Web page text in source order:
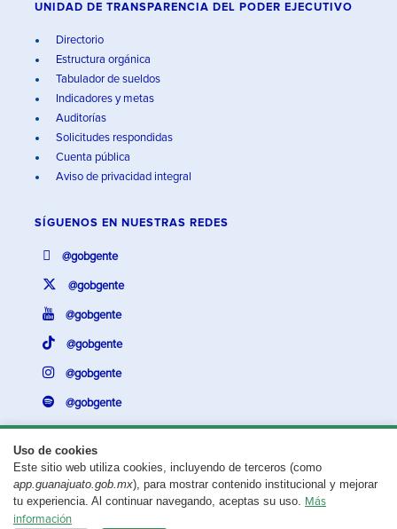
Uso de cookies
Este sitio web utiliza cookies, incluyendo de terceros (como
app.guanajuato.gob.mx), para mostrar contenido institucional y mejorar
tu experiencia. Al continuar navegando, aceptas su uso. Más
información
UNIDAD DE TRANSPARENCIA DEL PODER EJECUTIVO
Directorio
Estructura orgánica
Tabulador de sueldos
Indicadores y metas
Auditorías
Solicitudes respondidas
Cuenta pública
Aviso de privacidad integral
SÍGUENOS EN NUESTRAS REDES
@gobgente
@gobgente
@gobgente
@gobgente
@gobgente
@gobgente
¿Existe algún problema con esta página?Repórtalo aquí.
Aviso legal